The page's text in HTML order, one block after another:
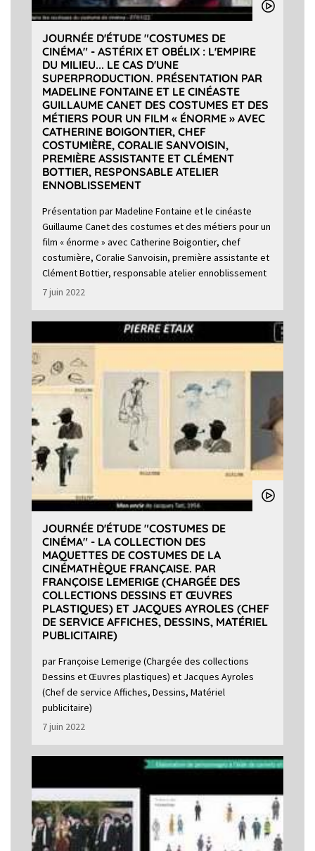
JOURNÉE D'ÉTUDE "COSTUMES DE
CINÉMA" - ASTÉRIX ET OBÉLIX : L'EMPIRE
DU MILIEU... LE CAS D'UNE
SUPERPRODUCTION. PRÉSENTATION PAR
MADELINE FONTAINE ET LE CINÉASTE
GUILLAUME CANET DES COSTUMES ET DES
MÉTIERS POUR UN FILM « ÉNORME » AVEC
CATHERINE BOIGONTIER, CHEF
COSTUMIÈRE, CORALIE SANVOISIN,
PREMIÈRE ASSISTANTE ET CLÉMENT
BOTTIER, RESPONSABLE ATELIER
ENNOBLISSEMENT
Présentation par Madeline Fontaine et le cinéaste
Guillaume Canet des costumes et des métiers pour un
film « énorme » avec Catherine Boigontier, chef
costumière, Coralie Sanvoisin, première assistante et
Clément Bottier, responsable atelier ennoblissement
7 juin 2022
JOURNÉE D'ÉTUDE "COSTUMES DE
CINÉMA" - LA COLLECTION DES
MAQUETTES DE COSTUMES DE LA
CINÉMATHÈQUE FRANÇAISE. PAR
FRANÇOISE LEMERIGE (CHARGÉE DES
COLLECTIONS DESSINS ET ŒUVRES
PLASTIQUES) ET JACQUES AYROLES (CHEF
DE SERVICE AFFICHES, DESSINS, MATÉRIEL
PUBLICITAIRE)
par Françoise Lemerige (Chargée des collections
Dessins et Œuvres plastiques) et Jacques Ayroles
(Chef de service Affiches, Dessins, Matériel
publicitaire)
7 juin 2022